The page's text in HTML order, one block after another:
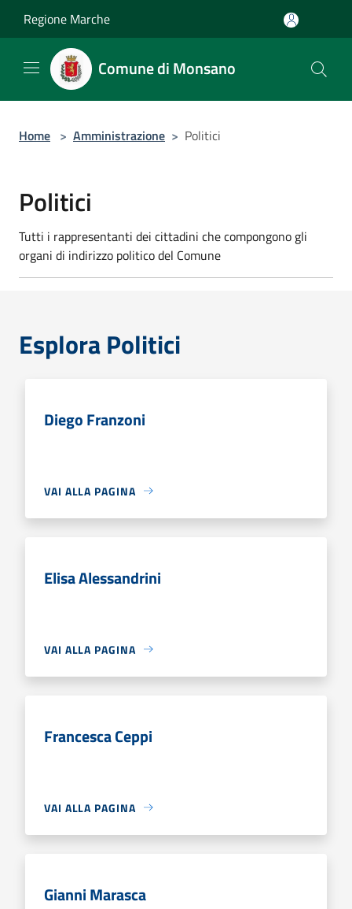
Regione Marche
Comune di Monsano
Home > Amministrazione > Politici
Politici
Tutti i rappresentanti dei cittadini che compongono gli
organi di indirizzo politico del Comune
Esplora Politici
Diego Franzoni
VAI ALLA PAGINA
Elisa Alessandrini
VAI ALLA PAGINA
Francesca Ceppi
VAI ALLA PAGINA
Gianni Marasca